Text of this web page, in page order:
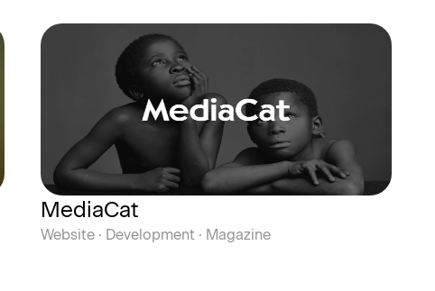
MediaCat
Website · Development · Magazine